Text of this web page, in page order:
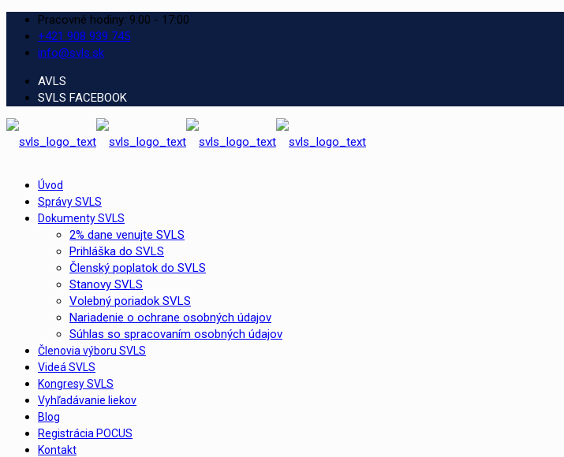
Pracovné hodiny: 9:00 - 17:00
+421 908 939 745
info@svls.sk
AVLS
SVLS FACEBOOK
Úvod
Správy SVLS
Dokumenty SVLS
2% dane venujte SVLS
Prihláška do SVLS
Členský poplatok do SVLS
Stanovy SVLS
Volebný poriadok SVLS
Nariadenie o ochrane osobných údajov
Súhlas so spracovaním osobných údajov
Členovia výboru SVLS
Videá SVLS
Kongresy SVLS
Vyhľadávanie liekov
Blog
Registrácia POCUS
Kontakt